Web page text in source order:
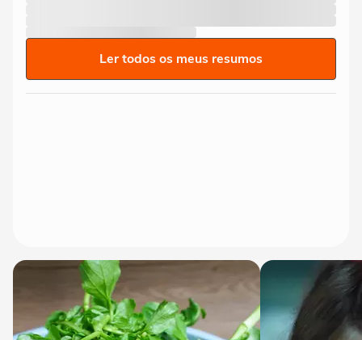
Ler todos os meus resumos